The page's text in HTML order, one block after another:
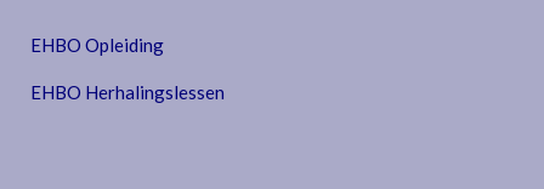
EHBO Opleiding
EHBO Herhalingslessen